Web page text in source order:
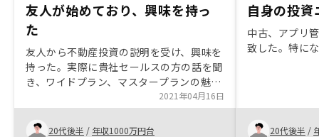
友人が始めており、興味を持っ
た
友人から不動産投資の説明を受け、興味を
持った。実際に貴社セールスの方の話を聞
き、ワイドプラン、マスタープランの魅
力、不動産投資のリスクとメリットなど幅
広く解説頂き、納得感を持って購入でき
た。
2021年04月16日
20代後半 / 年収1000万円台
自身の投
中古、アプリ
致した。特に
20代後半 /